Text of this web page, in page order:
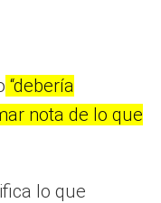
“debería
nota de lo que
lo que